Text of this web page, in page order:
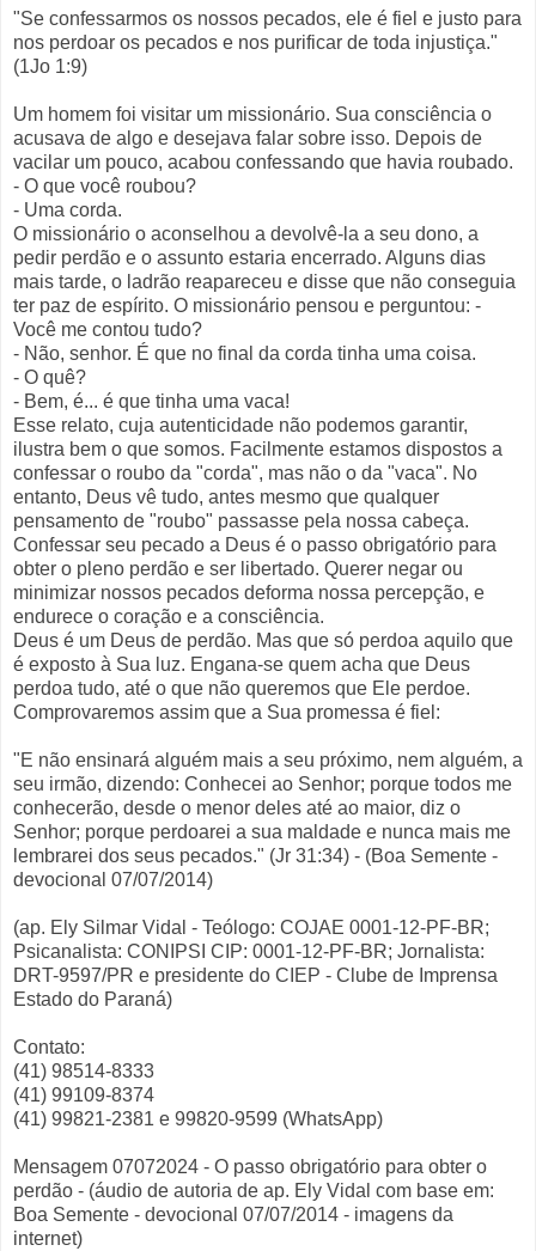
"Se confessarmos os nossos pecados, ele é fiel e justo para
nos perdoar os pecados e nos purificar de toda injustiça."
(1Jo 1:9)
Um homem foi visitar um missionário. Sua consciência o
acusava de algo e desejava falar sobre isso. Depois de
vacilar um pouco, acabou confessando que havia roubado.
- O que você roubou?
- Uma corda.
O missionário o aconselhou a devolvê-la a seu dono, a
pedir perdão e o assunto estaria encerrado. Alguns dias
mais tarde, o ladrão reapareceu e disse que não conseguia
ter paz de espírito. O missionário pensou e perguntou: -
Você me contou tudo?
- Não, senhor. É que no final da corda tinha uma coisa.
- O quê?
- Bem, é... é que tinha uma vaca!
Esse relato, cuja autenticidade não podemos garantir,
ilustra bem o que somos. Facilmente estamos dispostos a
confessar o roubo da "corda", mas não o da "vaca". No
entanto, Deus vê tudo, antes mesmo que qualquer
pensamento de "roubo" passasse pela nossa cabeça.
Confessar seu pecado a Deus é o passo obrigatório para
obter o pleno perdão e ser libertado. Querer negar ou
minimizar nossos pecados deforma nossa percepção, e
endurece o coração e a consciência.
Deus é um Deus de perdão. Mas que só perdoa aquilo que
é exposto à Sua luz. Engana-se quem acha que Deus
perdoa tudo, até o que não queremos que Ele perdoe.
Comprovaremos assim que a Sua promessa é fiel:
"E não ensinará alguém mais a seu próximo, nem alguém, a
seu irmão, dizendo: Conhecei ao Senhor; porque todos me
conhecerão, desde o menor deles até ao maior, diz o
Senhor; porque perdoarei a sua maldade e nunca mais me
lembrarei dos seus pecados." (Jr 31:34) - (Boa Semente -
devocional 07/07/2014)
(ap. Ely Silmar Vidal - Teólogo: COJAE 0001-12-PF-BR;
Psicanalista: CONIPSI CIP: 0001-12-PF-BR; Jornalista:
DRT-9597/PR e presidente do CIEP - Clube de Imprensa
Estado do Paraná)
Contato:
(41) 98514-8333
(41) 99109-8374
(41) 99821-2381 e 99820-9599 (WhatsApp)
Mensagem 07072024 - O passo obrigatório para obter o
perdão - (áudio de autoria de ap. Ely Vidal com base em:
Boa Semente - devocional 07/07/2014 - imagens da
internet)